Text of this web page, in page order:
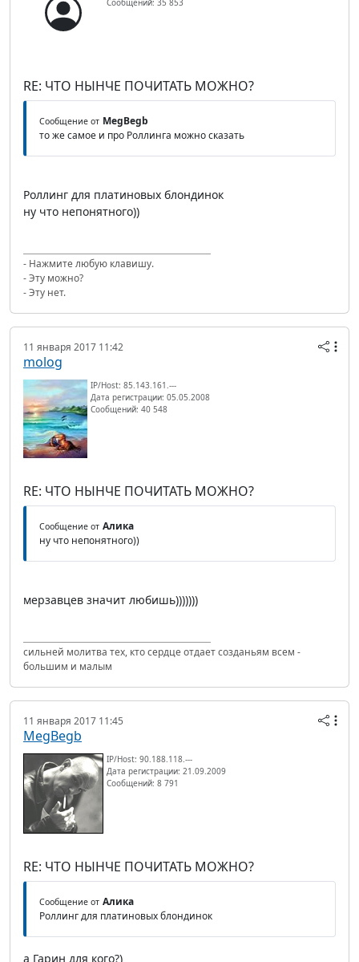
Сообщений: 35 853
RE: ЧТО НЫНЧЕ ПОЧИТАТЬ МОЖНО?
Сообщение от MegBegb
то же самое и про Роллинга можно сказать
Роллинг для платиновых блондинок
ну что непонятного))
- Нажмите любую клавишу.
- Эту можно?
- Эту нет.
11 января 2017 11:42
molog
IP/Host: 85.143.161.---
Дата регистрации: 05.05.2008
Сообщений: 40 548
RE: ЧТО НЫНЧЕ ПОЧИТАТЬ МОЖНО?
Сообщение от Алика
ну что непонятного))
мерзавцев значит любишь)))))))
сильней молитва тех, кто сердце отдает созданьям всем -
большим и малым
11 января 2017 11:45
MegBegb
IP/Host: 90.188.118.---
Дата регистрации: 21.09.2009
Сообщений: 8 791
RE: ЧТО НЫНЧЕ ПОЧИТАТЬ МОЖНО?
Сообщение от Алика
Роллинг для платиновых блондинок
а Гарин для кого?)